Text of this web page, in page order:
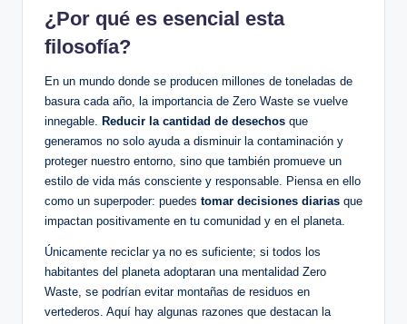
¿Por qué es esencial esta
filosofía?
En un mundo donde se producen millones de toneladas de
basura cada año, la importancia de Zero Waste se vuelve
innegable. Reducir la cantidad de desechos que
generamos no solo ayuda a disminuir la contaminación y
proteger nuestro entorno, sino que también promueve un
estilo de vida más consciente y responsable. Piensa en ello
como un superpoder: puedes tomar decisiones diarias que
impactan positivamente en tu comunidad y en el planeta.
Únicamente reciclar ya no es suficiente; si todos los
habitantes del planeta adoptaran una mentalidad Zero
Waste, se podrían evitar montañas de residuos en
vertederos. Aquí hay algunas razones que destacan la